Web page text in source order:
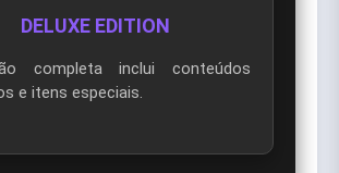
DELUXE EDITION
completa inclui conteúdos
e itens especiais.